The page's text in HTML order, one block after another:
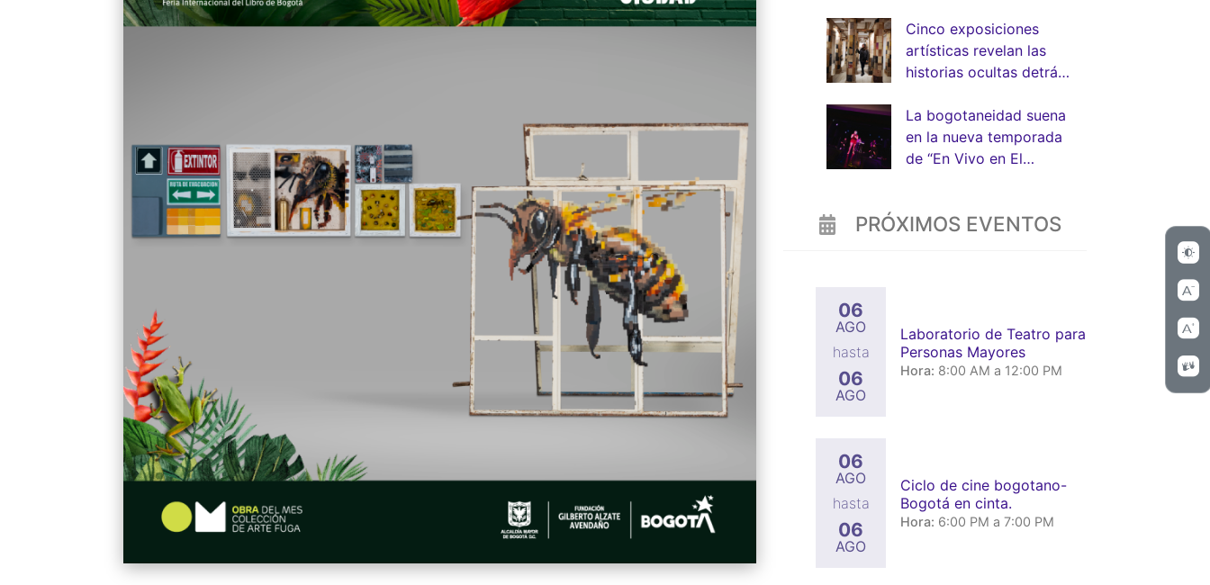
Cinco exposiciones
artísticas revelan las
historias ocultas detrás
Bogotá
La bogotaneidad suena
en la nueva temporada
de “En Vivo en El
PRÓXIMOS EVENTOS
06
AGO
hasta
06
AGO
Laboratorio de Teatro para
Personas Mayores
Hora: 8:00 AM a 12:00 PM
06
AGO
hasta
06
AGO
Ciclo de cine bogotano-
Bogotá en cinta.
Hora: 6:00 PM a 7:00 PM